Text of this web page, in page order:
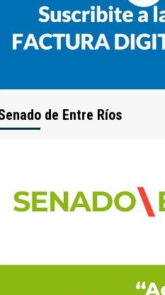
de Entre Ríos